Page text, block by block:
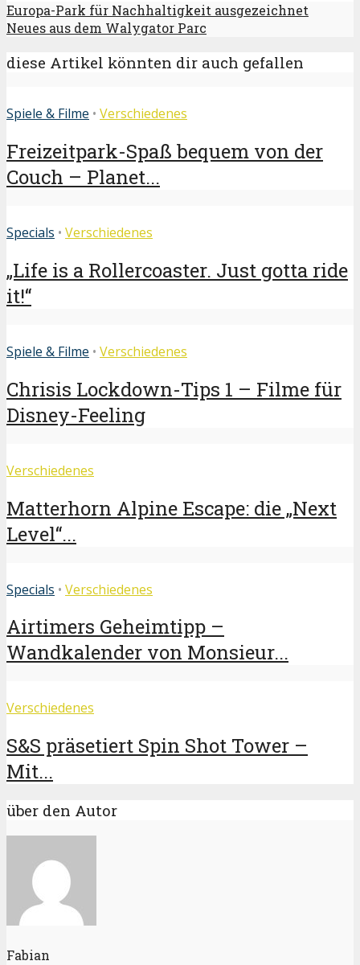
Europa-Park für Nachhaltigkeit ausgezeichnet
Neues aus dem Walygator Parc
diese Artikel könnten dir auch gefallen
Spiele & Filme • Verschiedenes
Freizeitpark-Spaß bequem von der
Couch – Planet...
Specials • Verschiedenes
„Life is a Rollercoaster. Just gotta ride
it!“
Spiele & Filme • Verschiedenes
Chrisis Lockdown-Tips 1 – Filme für
Disney-Feeling
Verschiedenes
Matterhorn Alpine Escape: die „Next
Level“...
Specials • Verschiedenes
Airtimers Geheimtipp –
Wandkalender von Monsieur...
Verschiedenes
S&S präsetiert Spin Shot Tower –
Mit...
über den Autor
Fabian